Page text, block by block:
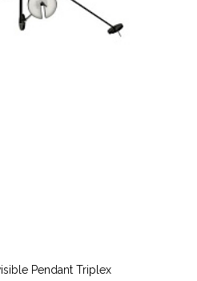
Pendant Triplex